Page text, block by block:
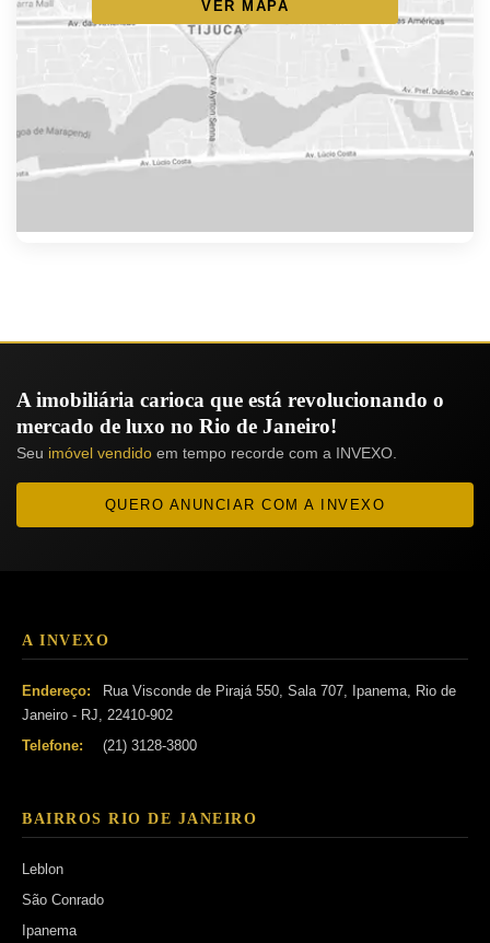
VER MAPA
A imobiliária carioca que está revolucionando o
mercado de luxo no Rio de Janeiro!
Seu imóvel vendido em tempo recorde com a INVEXO.
QUERO ANUNCIAR COM A INVEXO
A INVEXO
Endereço:
Rua Visconde de Pirajá 550, Sala 707, Ipanema, Rio de
Janeiro - RJ, 22410-902
Telefone:
(21) 3128-3800
BAIRROS RIO DE JANEIRO
Leblon
São Conrado
Ipanema